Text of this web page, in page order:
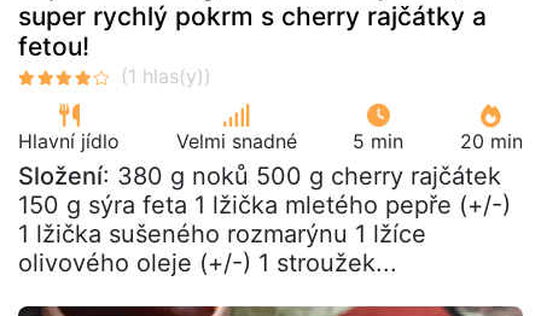
super rychlý pokrm s cherry rajčátky a
fetou!
Hlavní jídlo Velmi snadné 5 min 20 min
Složení: 380 g noků 500 g cherry rajčátek
150 g sýra feta 1 lžička mletého pepře (+/-)
1 lžička sušeného rozmarýnu 1 lžíce
olivového oleje (+/-) 1 stroužek...